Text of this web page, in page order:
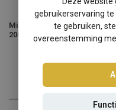
Mini R50 Cooper/One (2001-
2007
gebruikerservaring
te gebruiken,
overeenstemming